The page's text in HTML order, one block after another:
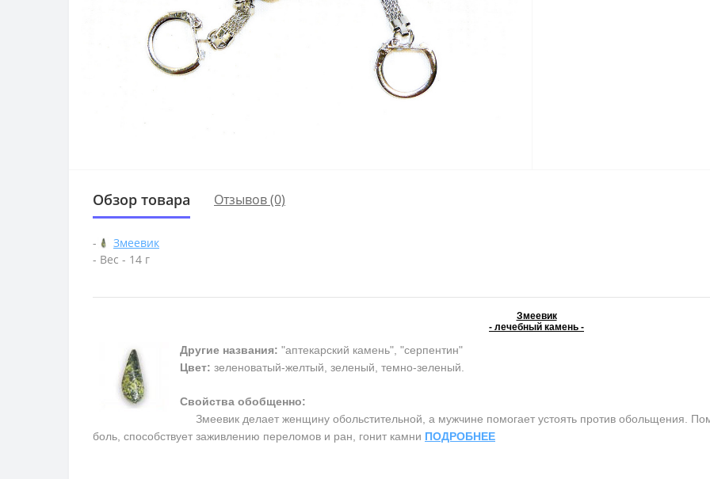
Обзор товара Отзывов (0)
-
Змеевик
- Вес - 14 г
Змеевик
- лечебный камень -
Другие названия: "аптекарский камень", "серпентин"
Цвет: зеленоватый-желтый, зеленый, темно-зеленый.
Свойства обобщенно:
Змеевик делает женщину обольстительной, а мужчине помогает устоять против обольщения.
боль, способствует заживлению переломов и ран, гонит камни ПОДРОБНЕЕ